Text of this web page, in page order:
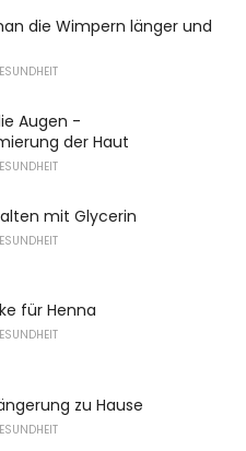
die Wimpern länger und
Augen -
der Haut
mit Glycerin
für Henna
zu Hause